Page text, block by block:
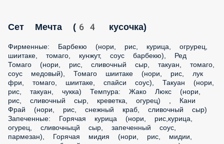
Сет Мечта (64 кусочка)
Фирменные: Барбекю (нори, рис, курица, огрурец,
шиитаке, томаго, кунжут, соус барбекю), Ред Томаго (нори,
рис, сливочный сыр, такуан, томаго, соус медовый), Томаго
шиитаке (нори, рис, лук фри, томаго, шиитаке, спайси
соус), Такуан (нори, рис, такуан, чукка) Темпура: Жако Люкс
(нори, рис, сливочный сыр, креветка, огурец) , Кани Фрай
(нори, рис, снежный краб, сливочный сыр) Запеченные:
Горячая курица (нори, рис,курица, огурец, сливочныцй
сыр, запеченный соус, пармезан), Горячая мидия (нори,
рис, мидии, унаги соус, белый соус, огурец, пармезан)
1575 г.